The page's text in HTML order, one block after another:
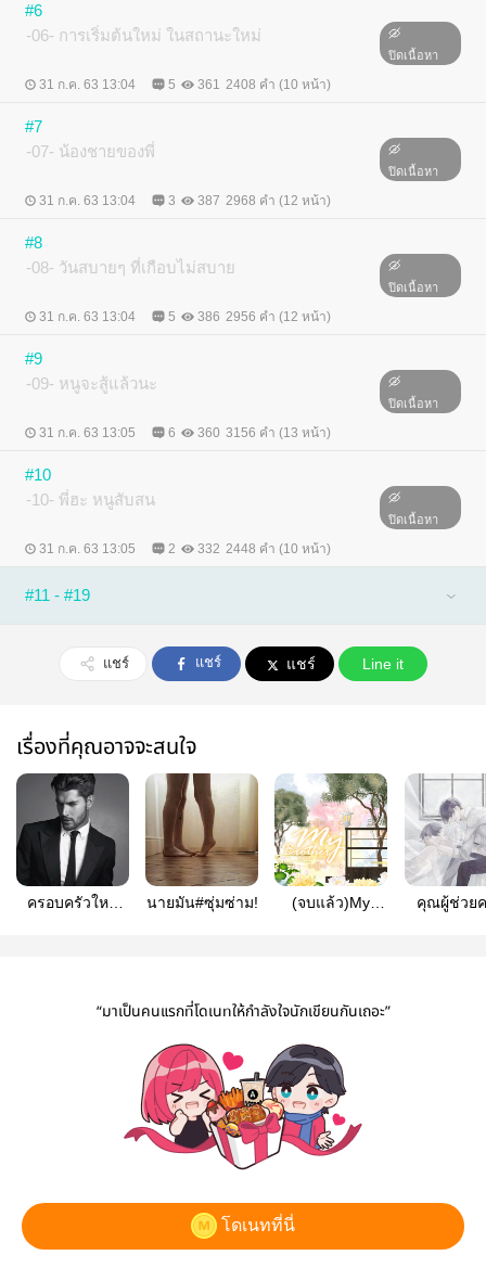
#6
-06- การเริ่มต้นใหม่ ในสถานะใหม่
ปิดเนื้อหา
31 ก.ค. 63 13:04 5 361 2408 คำ (10 หน้า)
#7
-07- น้องชายของพี่
ปิดเนื้อหา
31 ก.ค. 63 13:04 3 387 2968 คำ (12 หน้า)
#8
-08- วันสบายๆ ที่เกือบไม่สบาย
ปิดเนื้อหา
31 ก.ค. 63 13:04 5 386 2956 คำ (12 หน้า)
#9
-09- หนูจะสู้แล้วนะ
ปิดเนื้อหา
31 ก.ค. 63 13:05 6 360 3156 คำ (13 หน้า)
#10
-10- พี่ฮะ หนูสับสน
ปิดเนื้อหา
31 ก.ค. 63 13:05 2 332 2448 คำ (10 หน้า)
#11 - #19
แชร์ แชร์ แชร์ Line it
เรื่องที่คุณอาจจะสนใจ
ครอบครัวใหม่
นายมัน#ซุ่มซ่าม!
(จบแล้ว)My
คุณผู้ช่วย
“มาเป็นคนแรกที่โดเนทให้กำลังใจนักเขียนกันเถอะ”
โดเนทที่นี่